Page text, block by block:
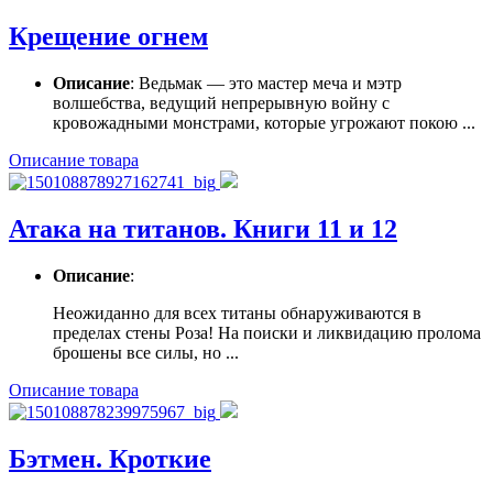
Крещение огнем
Описание: Ведьмак — это мастер меча и мэтр
волшебства, ведущий непрерывную войну с
кровожадными монстрами, которые угрожают покою ...
Описание товара
Атака на титанов. Книги 11 и 12
Описание:
Неожиданно для всех титаны обнаруживаются в
пределах стены Роза! На поиски и ликвидацию пролома
брошены все силы, но ...
Описание товара
Бэтмен. Кроткие